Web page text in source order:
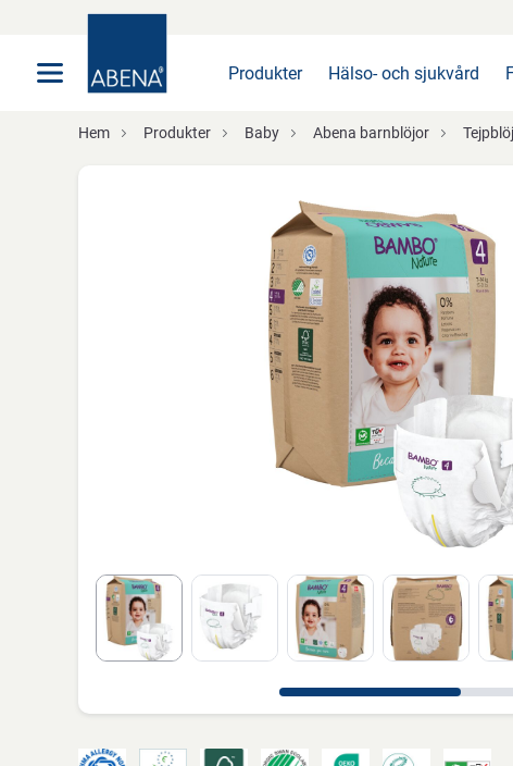
Produkter Hälso- och sjukvård
Hem Produkter Baby Abena barnblöjor